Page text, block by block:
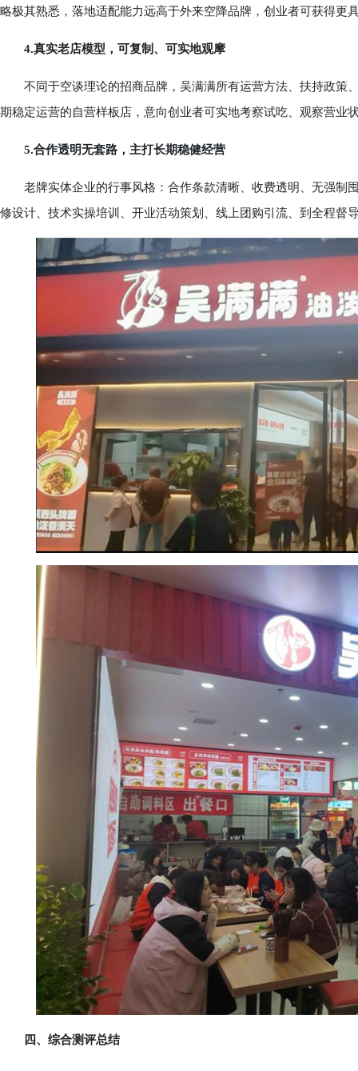
略极其熟悉，落地适配能力远高于外来空降品牌，创业者可获得更
4.真实老店模型，可复制、可实地观摩
不同于空谈理论的招商品牌，吴满满所有运营方法、扶持政策
期稳定运营的自营样板店，意向创业者可实地考察试吃、观察营业
5.合作透明无套路，主打长期稳健经营
老牌实体企业的行事风格：合作条款清晰、收费透明、无强制
修设计、技术实操培训、开业活动策划、线上团购引流、到全程督
四、综合测评总结